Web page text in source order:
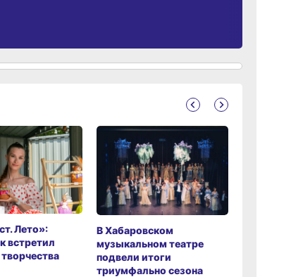
Лето»:
встретил
В Хабаровском
музыкальном театре
подвели итоги
триумфально сезона